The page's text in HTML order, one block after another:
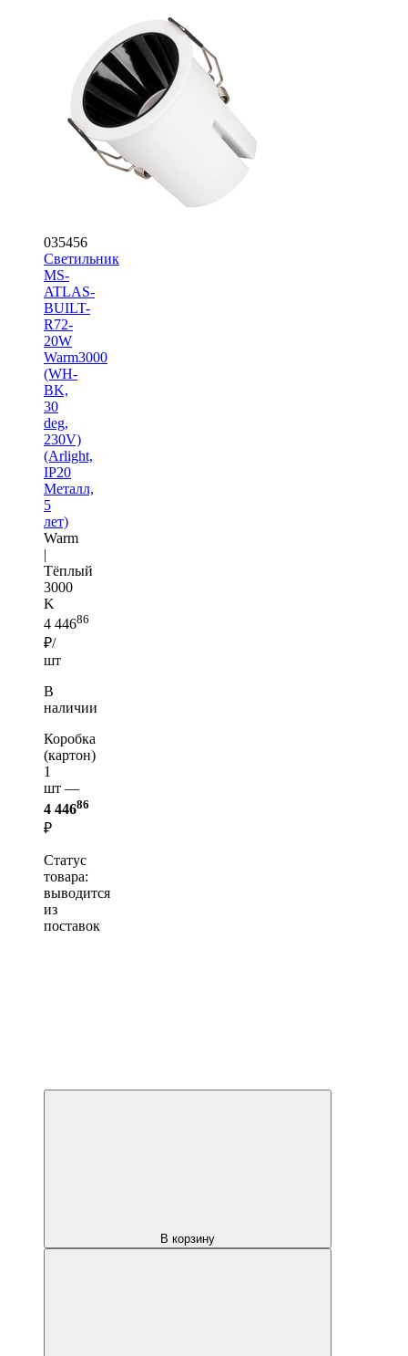
035456
Светильник
MS-
ATLAS-
BUILT-
R72-
20W
Warm3000
(WH-
BK,
30
deg,
230V)
(Arlight,
IP20
Металл,
5
лет)
Warm
|
Тёплый
3000
K
4 44686
₽/
шт
В
наличии
Коробка
(картон)
1
шт —
4 44686
₽
Статус
товара:
выводится
из
поставок
В корзину